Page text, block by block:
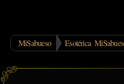
MiSabueso Esotérica